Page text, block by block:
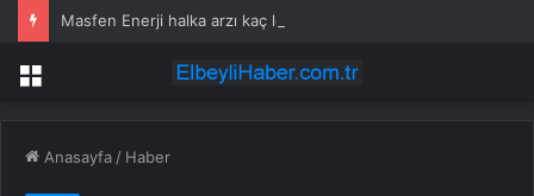
Menü
Anasayfa / Haber